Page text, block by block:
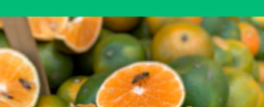
WIĘCEJ